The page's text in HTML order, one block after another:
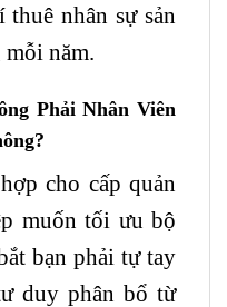
nhân sự sản
năm.
Phải Nhân Viên
cho cấp quản
muốn tối ưu bộ
bạn phải tự tay
duy phân bổ từ